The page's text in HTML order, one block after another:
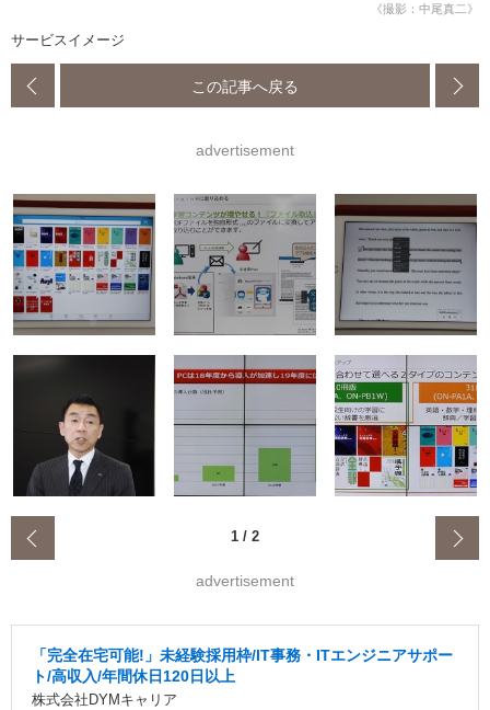
《撮影：中尾真二》
サービスイメージ
この記事へ戻る
advertisement
1 / 2
advertisement
「完全在宅可能!」未経験採用枠/IT事務・ITエンジニアサポー
ト/高収入/年間休日120日以上
株式会社DYMキャリア